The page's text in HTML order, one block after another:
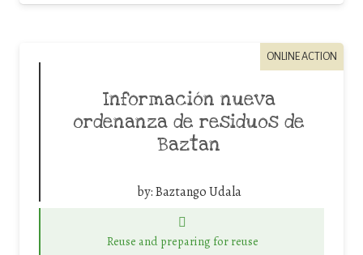
ONLINE ACTION
Información nueva
ordenanza de residuos de
Baztan
by:Baztango Udala
Reuse and preparing for reuse